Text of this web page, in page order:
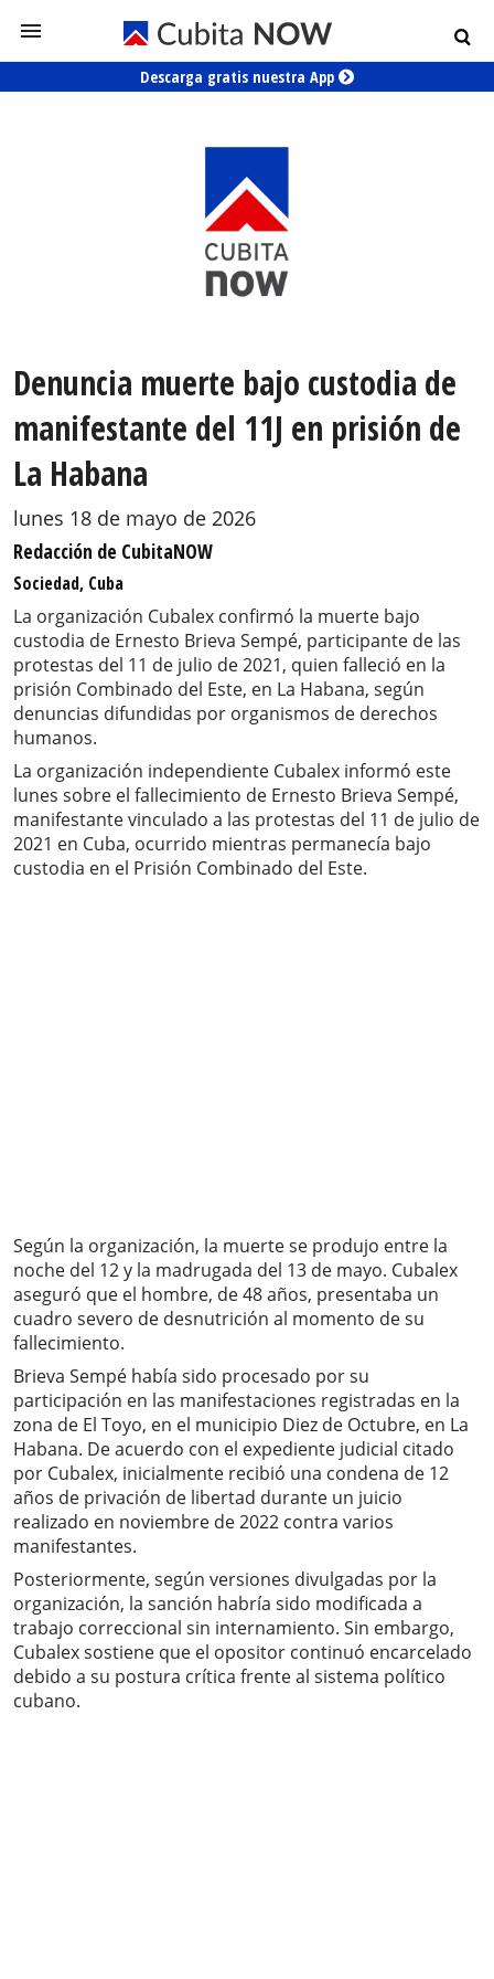
Descarga gratis nuestra App
Denuncia muerte bajo custodia de
manifestante del 11J en prisión de
La Habana
lunes 18 de mayo de 2026
Redacción de CubitaNOW
Sociedad, Cuba
La organización Cubalex confirmó la muerte bajo
custodia de Ernesto Brieva Sempé, participante de las
protestas del 11 de julio de 2021, quien falleció en la
prisión Combinado del Este, en La Habana, según
denuncias difundidas por organismos de derechos
humanos.
La organización independiente Cubalex informó este
lunes sobre el fallecimiento de Ernesto Brieva Sempé,
manifestante vinculado a las protestas del 11 de julio de
2021 en Cuba, ocurrido mientras permanecía bajo
custodia en el Prisión Combinado del Este.
Según la organización, la muerte se produjo entre la
noche del 12 y la madrugada del 13 de mayo. Cubalex
aseguró que el hombre, de 48 años, presentaba un
cuadro severo de desnutrición al momento de su
fallecimiento.
Brieva Sempé había sido procesado por su
participación en las manifestaciones registradas en la
zona de El Toyo, en el municipio Diez de Octubre, en La
Habana. De acuerdo con el expediente judicial citado
por Cubalex, inicialmente recibió una condena de 12
años de privación de libertad durante un juicio
realizado en noviembre de 2022 contra varios
manifestantes.
Posteriormente, según versiones divulgadas por la
organización, la sanción habría sido modificada a
trabajo correccional sin internamiento. Sin embargo,
Cubalex sostiene que el opositor continuó encarcelado
debido a su postura crítica frente al sistema político
cubano.